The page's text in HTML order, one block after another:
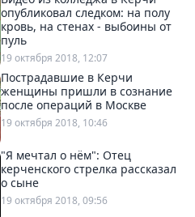
опубликовал следком: на полу
кровь, на стенах - выбоины от
пуль
19 октября 2018, 12:07
Пострадавшие в Керчи
женщины пришли в сознание
после операций в Москве
19 октября 2018, 10:46
"Я мечтал о нём": Отец
керченского стрелка рассказал
о сыне
19 октября 2018, 09:56